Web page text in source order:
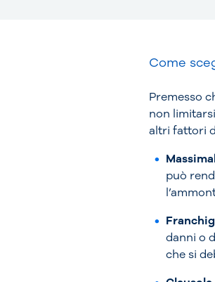
Come
Premesso
non
altri fattori
può
danni o
che si